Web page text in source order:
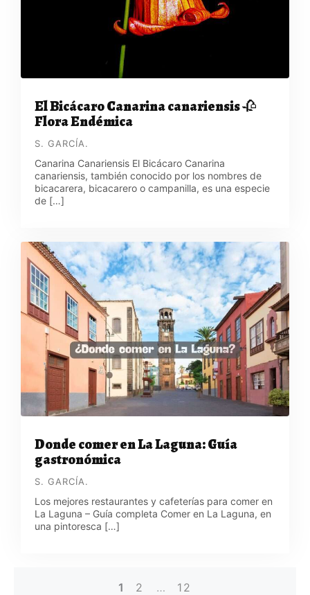
El Bicácaro Canarina canariensis 🥀
Flora Endémica
S. GARCÍA.
Canarina Canariensis El Bicácaro Canarina
canariensis, también conocido por los nombres de
bicacarera, bicacarero o campanilla, es una especie
de […]
Donde comer en La Laguna: Guía
gastronómica
S. GARCÍA.
Los mejores restaurantes y cafeterías para comer en
La Laguna – Guía completa Comer en La Laguna, en
una pintoresca […]
1 2 …
12